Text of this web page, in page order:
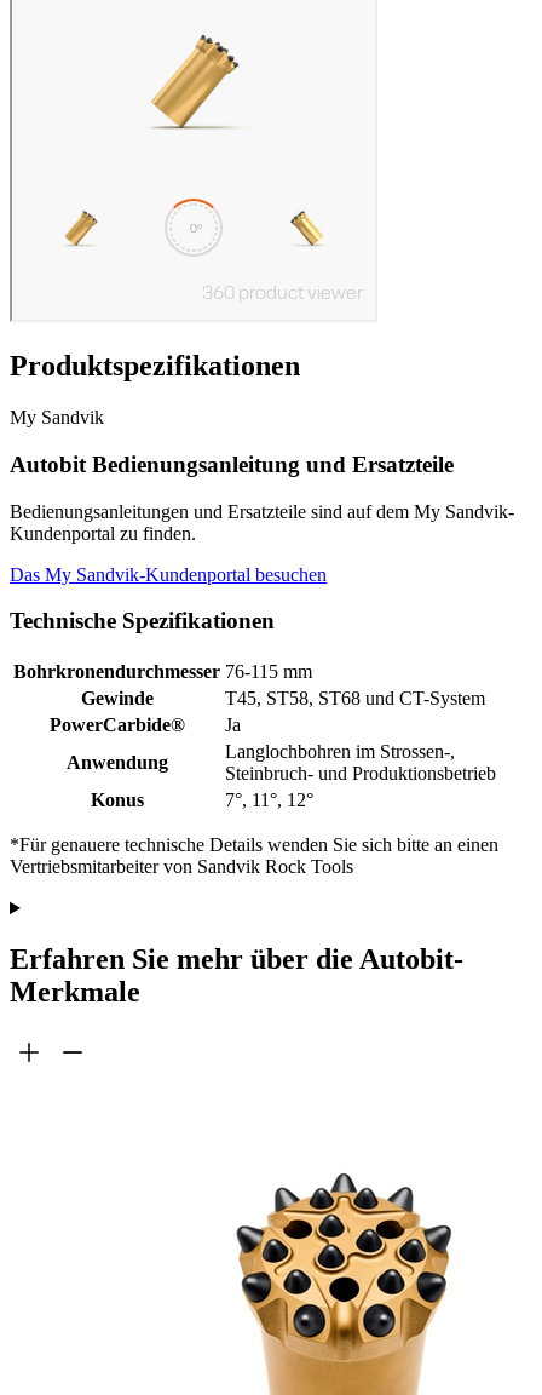
Produktspezifikationen
My Sandvik
Autobit Bedienungsanleitung und Ersatzteile
Bedienungsanleitungen und Ersatzteile sind auf dem My Sandvik-
Kundenportal zu finden.
Das My Sandvik-Kundenportal besuchen
Technische Spezifikationen
Bohrkronendurchmesser 76-115 mm
Gewinde
T45, ST58, ST68 und CT-System
PowerCarbide®
Ja
Anwendung
Langlochbohren im Strossen-,
Steinbruch- und Produktionsbetrieb
Konus
7°, 11°, 12°
*Für genauere technische Details wenden Sie sich bitte an einen
Vertriebsmitarbeiter von Sandvik Rock Tools
Erfahren Sie mehr über die Autobit-
Merkmale